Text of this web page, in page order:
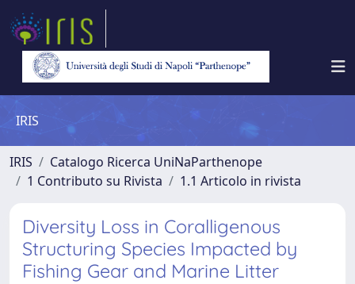
IRIS
IRIS
Catalogo Ricerca UniNaParthenope
1 Contributo su Rivista
1.1 Articolo in rivista
Diversity Loss in Coralligenous
Structuring Species Impacted by
Fishing Gear and Marine Litter